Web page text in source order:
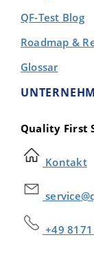
QF-Test Blog
Roadmap &
Glossar
Quality First
Kontakt
+49